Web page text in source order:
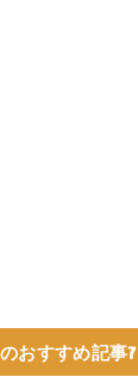
おすすめ記事7